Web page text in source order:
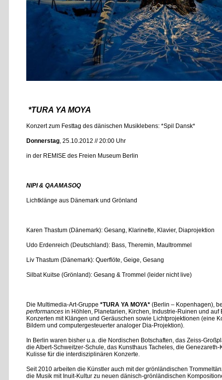
*TURA YA MOYA
Konzert zum Festtag des dänischen Musiklebens: *Spil Dansk*
Donnerstag, 25.10.2012 // 20:00 Uhr
in der REMISE des Freien Museum Berlin
NIPI & QAAMASOQ
Lichtklänge aus Dänemark und Grönland
Karen Thastum (Dänemark): Gesang, Klarinette, Klavier, Diaprojektion
Udo Erdenreich (Deutschland): Bass, Theremin, Maultrommel
Liv Thastum (Dänemark): Querflöte, Geige, Gesang
Silbat Kuitse (Grönland): Gesang & Trommel (leider nicht live)
Die Multimedia-Art-Gruppe *TURA YA MOYA* (Berlin – Kopenhagen),
performances in Höhlen, Planetarien, Kirchen, Industrie-Ruinen und auf
Konzerten mit Klängen und Geräuschen sowie Lichtprojektionen (eine
Bildern und computergesteuerter analoger Dia-Projektion).
In Berlin waren bisher u.a. die Nordischen Botschaften, das Zeiss-
die Albert-Schweitzer-Schule, das Kunsthaus Tacheles, die
Kulisse für die interdisziplinären Konzerte.
Seit 2010 arbeiten die Künstler auch mit der grönländischen
die Musik mit Inuit-Kultur zu neuen dänisch-grönländischen